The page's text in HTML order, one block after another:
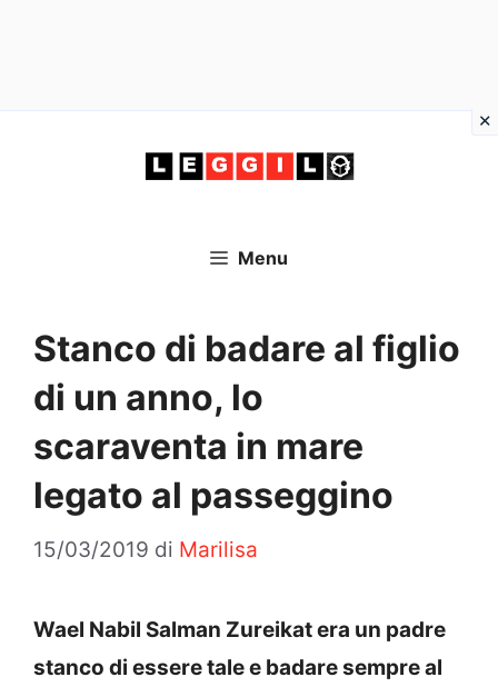
Menu
Stanco di badare al figlio
di un anno, lo
scaraventa in mare
legato al passeggino
15/03/2019 di Marilisa
Wael Nabil Salman Zureikat era un padre
stanco di essere tale e badare sempre al